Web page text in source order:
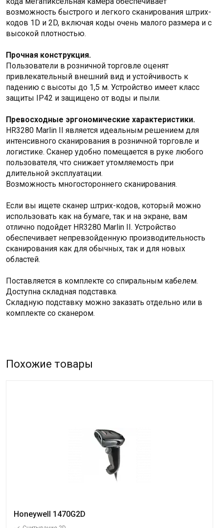
возможность быстрого и легкого сканирования штрих-
кодов 1D и 2D, включая коды очень малого размера и с
высокой плотностью.
Прочная конструкция.
Пользователи в розничной торговле оценят
привлекательный внешний вид и устойчивость к
падению с высоты до 1,5 м. Устройство имеет класс
защиты IP42 и защищено от воды и пыли.
Превосходные эргономические характеристики.
HR3280 Marlin II является идеальным решением для
интенсивного сканирования в розничной торговле и
логистике. Сканер удобно помещается в руке любого
пользователя, что снижает утомляемость при
длительной эксплуатации.
Возможность многостороннего сканирования.
Если вы ищете сканер штрих-кодов, который можно
использовать как на бумаге, так и на экране, вам
отлично подойдет HR3280 Marlin II. Устройство
обеспечивает непревзойденную производительность
сканирования как для обычных, так и для новых
областей.
Поставляется в комплекте со спиральным кабелем.
Доступна складная подставка.
Складную подставку можно заказать отдельно или в
комплекте со сканером.
Похожие товары
Honeywell 1470G2D